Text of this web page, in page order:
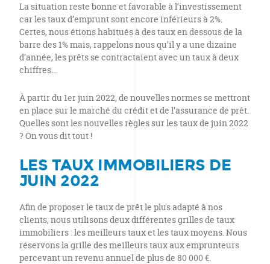
La situation reste bonne et favorable à l’investissement
car les taux d’emprunt sont encore inférieurs à 2%.
Certes, nous étions habitués à des taux en dessous de la
barre des 1% mais, rappelons nous qu’il y a une dizaine
d’année, les prêts se contractaient avec un taux à deux
chiffres…
À partir du 1er juin 2022, de nouvelles normes se mettront
en place sur le marché du crédit et de l’assurance de prêt.
Quelles sont les nouvelles règles sur les taux de juin 2022
? On vous dit tout !
LES TAUX IMMOBILIERS DE
JUIN 2022
Afin de proposer le taux de prêt le plus adapté à nos
clients, nous utilisons deux différentes grilles de taux
immobiliers : les meilleurs taux et les taux moyens. Nous
réservons la grille des meilleurs taux aux emprunteurs
percevant un revenu annuel de plus de 80 000 €.